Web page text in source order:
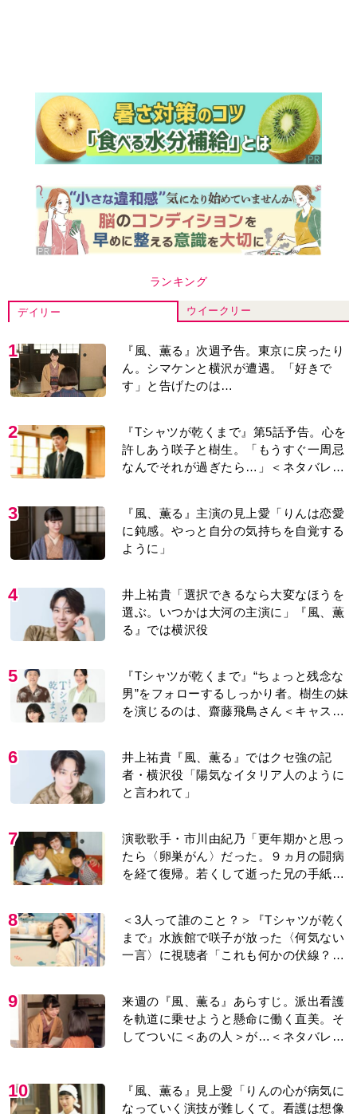
ランキング
デイリー ウイークリー
1
『風、薫る』次週予告。東京に戻ったり
ん。シマケンと横沢が遭遇。「好きで
す」と告げたのは…
2
『Tシャツが乾くまで』第5話予告。心を
許しあう咲子と樹生。「もうすぐ一周忌
なんでそれが過ぎたら…」＜ネタバレあ
3
『風、薫る』主演の見上愛「りんは恋愛
に鈍感。やっと自分の気持ちを自覚する
ように」
4
井上祐貴「選択できるなら大変なほうを
選ぶ。いつかは大河の主演に」『風、薫
る』では横沢役
5
『Tシャツが乾くまで』“ちょっと残念な
男”をフォローするしっかり者。樹生の妹
を演じるのは、齋藤飛鳥さん＜キャスト
6
井上祐貴『風、薫る』ではクセ強の記
者・横沢役「陽気なイタリア人のように
と言われて」
7
演歌歌手・市川由紀乃「更年期かと思っ
たら〈卵巣がん〉だった。９ヵ月の闘病
を経て復帰。若くして逝った兄の手紙を
8
＜3人って誰のこと？＞『Tシャツが乾く
まで』水族館で咲子が放った〈何気ない
一言〉に視聴者「これも何かの伏線？」
9
来週の『風、薫る』あらすじ。派出看護
を軌道に乗せようと懸命に働く直美。そ
してついに＜あの人＞が…＜ネタバレあ
10
『風、薫る』見上愛「りんの心が病気に
なっていく演技が難しくて。看護は想像